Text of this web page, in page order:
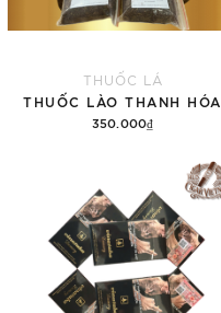
THUỐC LÁ
THUỐC LÀO THANH HÓA
350.000₫
Thêm vào giỏ hàng